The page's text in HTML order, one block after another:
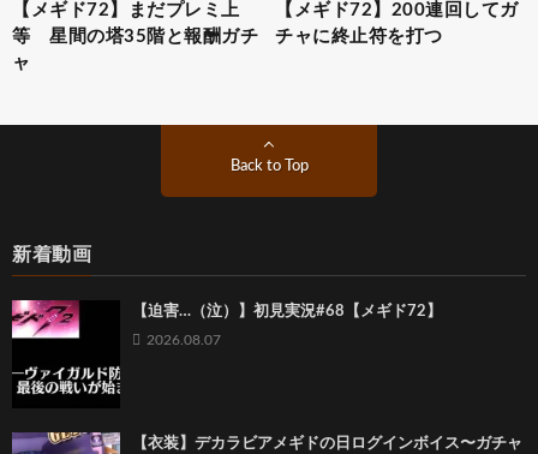
【メギド72】まだプレミ上
等 星間の塔35階と報酬ガチ
ャ
【メギド72】200連回してガ
チャに終止符を打つ
Back to Top
新着動画
【迫害…（泣）】初見実況#68【メギド72】
2026.08.07
【衣装】デカラビアメギドの日ログインボイス〜ガチャ